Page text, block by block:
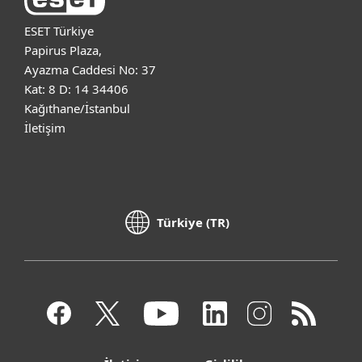
ESET Türkiye
Papirus Plaza,
Ayazma Caddesi No: 37
Kat: 8 D: 14 34406
Kağıthane/İstanbul
İletişim
Türkiye (TR)